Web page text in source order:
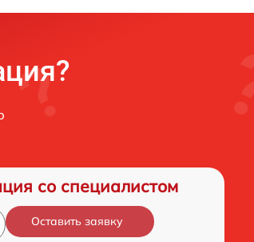
со специалистом
Оставить заявку